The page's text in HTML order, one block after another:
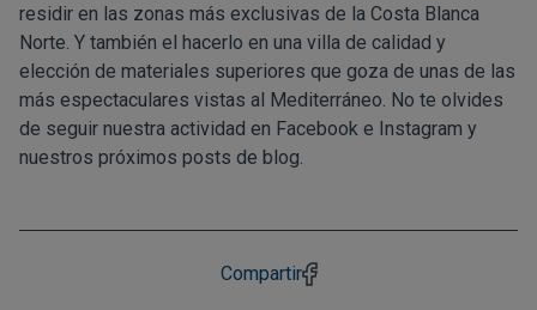
residir en las zonas más exclusivas de la Costa Blanca
Norte. Y también el hacerlo en una villa de calidad y
elección de materiales superiores que goza de unas de las
más espectaculares vistas al Mediterráneo. No te olvides
de seguir nuestra actividad en Facebook e Instagram y
nuestros próximos posts de blog.
Compartir